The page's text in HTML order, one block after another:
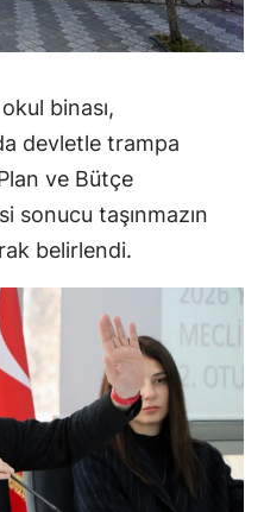
binası,
devletle trampa
ve Bütçe
sonucu taşınmazın
belirlendi.